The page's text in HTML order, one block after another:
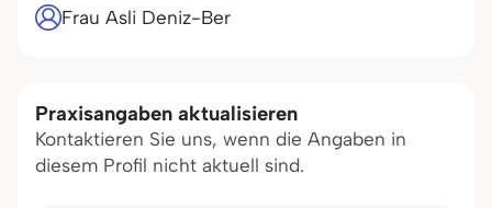
Frau Asli Deniz-Ber
Praxisangaben aktualisieren
Kontaktieren Sie uns, wenn die Angaben in
diesem Profil nicht aktuell sind.